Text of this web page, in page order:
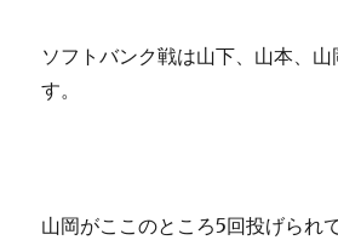
ソフトバンク戦は山下、山本、山
す。
山岡がここのところ5回投げられ